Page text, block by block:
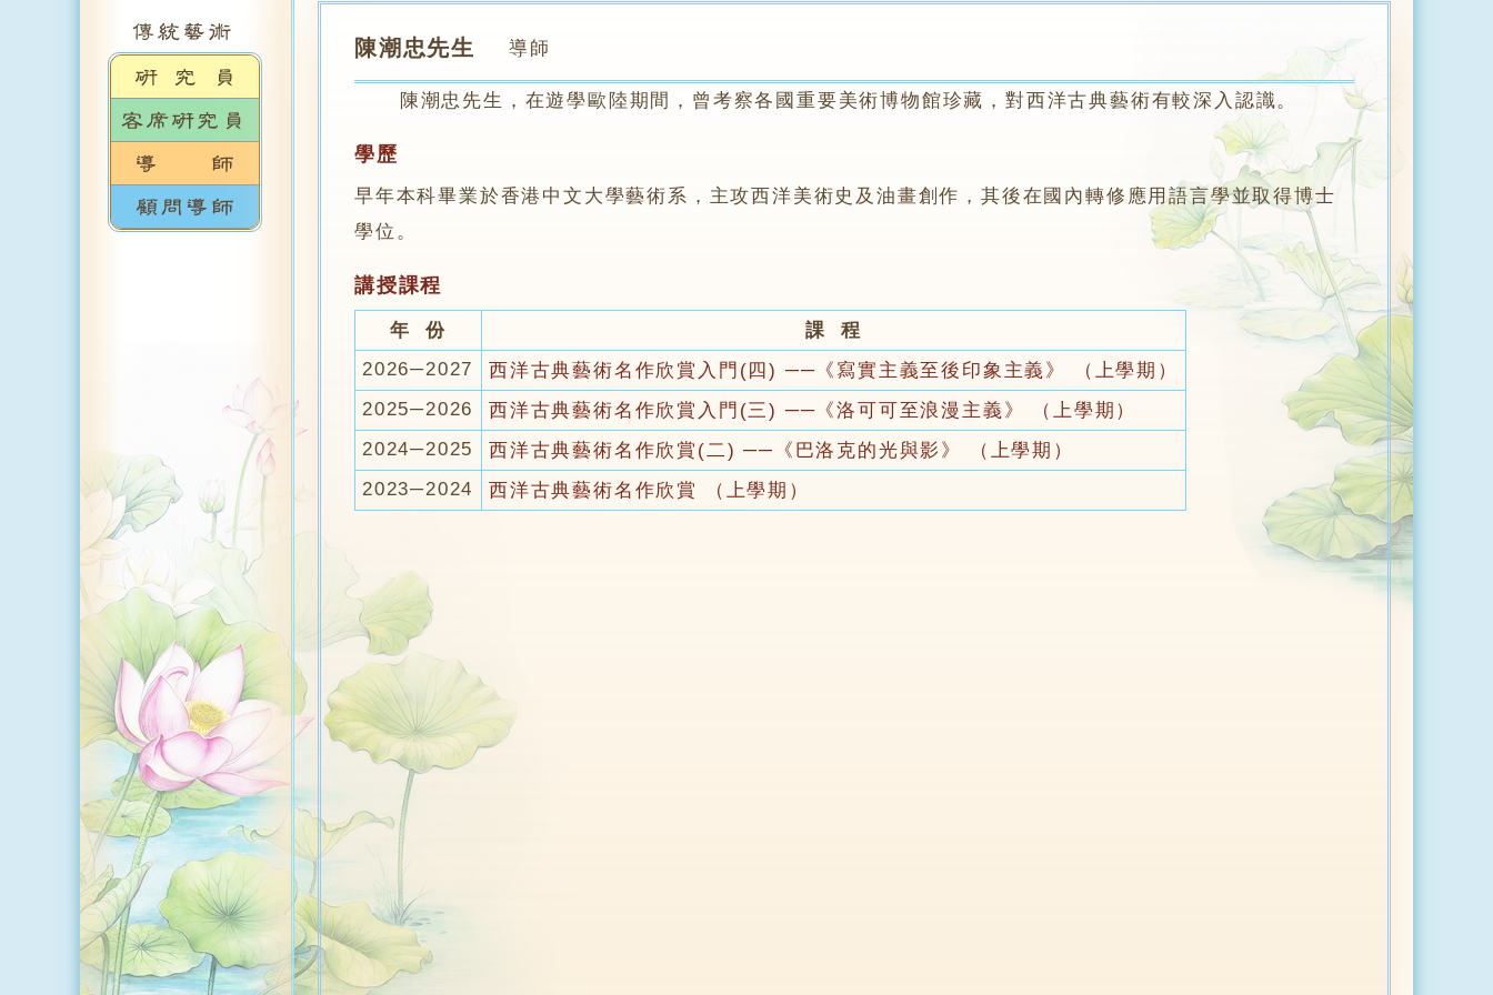
陳潮忠先生 導師
陳潮忠先生，在遊學歐陸期間，曾考察各國重要美術博物館珍藏，對西洋古典藝術有較深入認識。
學歷
早年本科畢業於香港中文大學藝術系，主攻西洋美術史及油畫創作，其後在國內轉修應用語言學並取得博士
學位。
講授課程
年 份
課 程
2026─2027
西洋古典藝術名作欣賞入門(四) ──《寫實主義至後印象主義》 （上學期）
2025─2026
西洋古典藝術名作欣賞入門(三) ──《洛可可至浪漫主義》 （上學期）
2024─2025
西洋古典藝術名作欣賞(二) ──《巴洛克的光與影》 （上學期）
2023─2024
西洋古典藝術名作欣賞 （上學期）